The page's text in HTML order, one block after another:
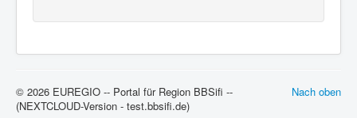
Nach oben
© 2026 EUREGIO -- Portal für Region BBSifi --
(NEXTCLOUD-Version - test.bbsifi.de)